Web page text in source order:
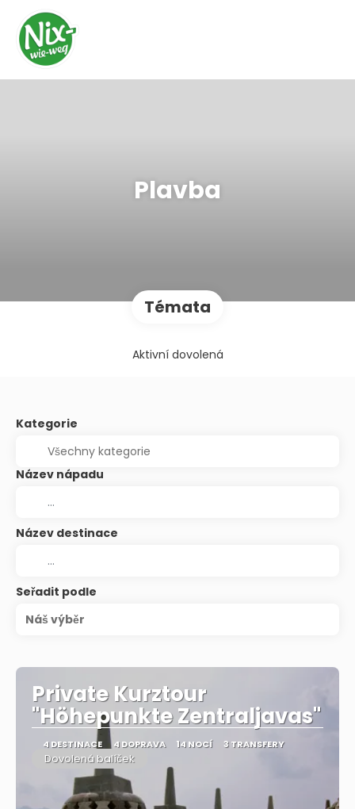
Plavba
Témata
Aktivní dovolená
Kategorie
Název nápadu
Název destinace
Seřadit podle
Náš výběr
Private Kurztour
"Höhepunkte Zentraljavas"
4 DESTINACE 4 DOPRAVA 14 NOCÍ 3 TRANSFERY
Dovolená balíček